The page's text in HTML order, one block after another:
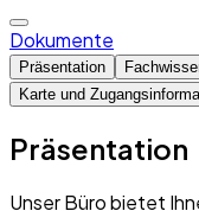
Dokumente
Präsentation
Karte und
Präsentation
Unser Büro bietet